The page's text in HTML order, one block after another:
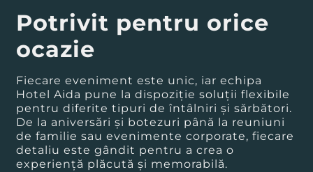
Potrivit pentru orice
ocazie
Fiecare eveniment este unic, iar echipa
Hotel Aida pune la dispoziție soluții flexibile
pentru diferite tipuri de întâlniri și sărbători.
De la aniversări și botezuri până la reuniuni
de familie sau evenimente corporate, fiecare
detaliu este gândit pentru a crea o
experiență plăcută și memorabilă.